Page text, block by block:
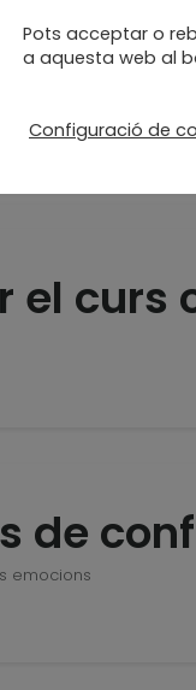
de la
el curs
de
emocions
Pots acceptar o
a aquesta web al
Configuració de